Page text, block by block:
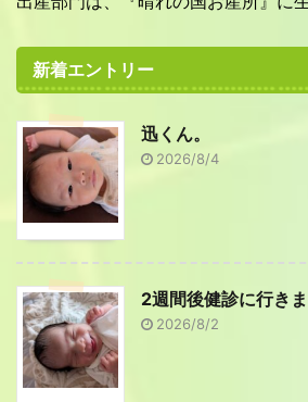
新着エントリー
迅くん。
2026/8/4
2週間後健診に行きま
2026/8/2